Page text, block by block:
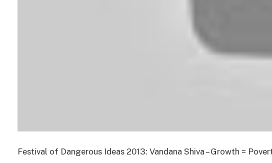
Festival of Dangerous Ideas 2013: Vandana Shiva – Growth =